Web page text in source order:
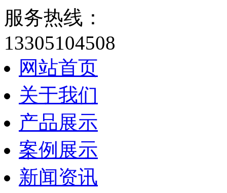
服务热线：
13305104508
网站首页
关于我们
产品展示
案例展示
新闻资讯